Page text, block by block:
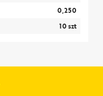
0,250
10 szt